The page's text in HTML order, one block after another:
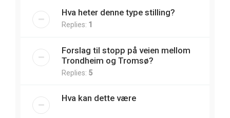
Hva heter denne type stilling?
Replies: 1
Forslag til stopp på veien mellom
Trondheim og Tromsø?
Replies: 5
Hva kan dette være